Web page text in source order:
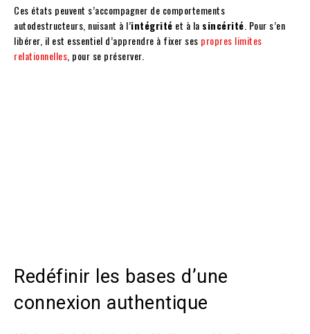
Ces états peuvent s’accompagner de comportements
autodestructeurs, nuisant à l’intégrité et à la sincérité . Pour s’en
libérer, il est essentiel d’apprendre à fixer ses propres limites
relationnelles , pour se préserver.
Redéfinir les bases d’une
connexion authentique